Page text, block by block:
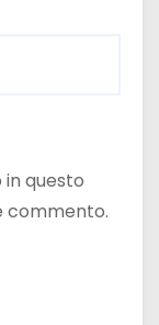
in questo
commento.